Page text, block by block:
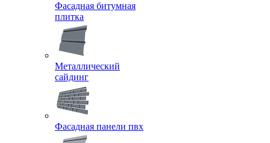
Фасадная битумная
плитка
Металлический
сайдинг
Фасадная панели пвх